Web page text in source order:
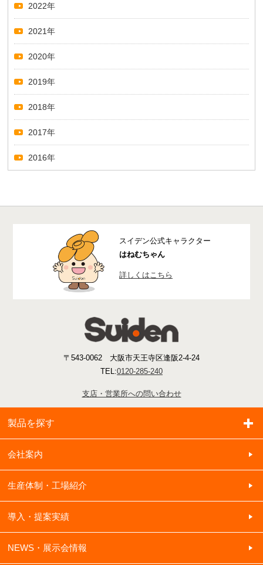
2022年
2021年
2020年
2019年
2018年
2017年
2016年
スイデン公式キャラクター
はねむちゃん
詳しくはこちら
〒543-0062 大阪市天王寺区逢阪2-4-24
TEL:0120-285-240
支店・営業所への問い合わせ
製品を探す
会社案内
生産体制・工場紹介
導入・提案実績
NEWS・展示会情報